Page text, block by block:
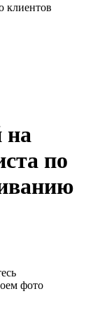
клиентов
на
по
фото